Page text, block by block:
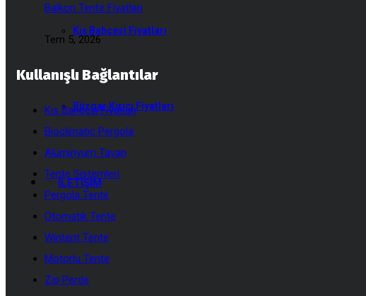
Kış Bahçesi Fiyatları
Rüzgar Kırıcı Fiyatları
İLETIŞIM
Balkon Tente Fiyatları
Tem 5, 2026
Kullanışlı Bağlantılar
Kış Bahçesi Fiyatları
Bioclimatic Pergola
Alüminyum Tavan
Tente Sistemleri
Pergola Tente
Otomatik Tente
Wintent Tente
Motorlu Tente
Zip Perde